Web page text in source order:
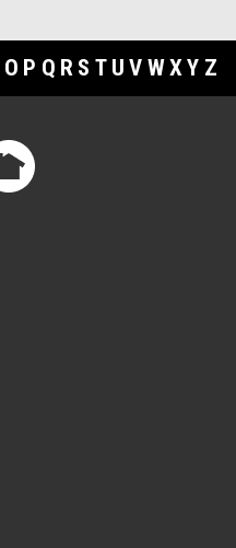
O P Q R S T U V WXY Z